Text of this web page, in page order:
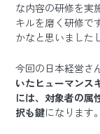
な内容の研修を実
キルを磨く研修で
かなと思いました
今回の日本経営さ
いたヒューマンス
には、対象者の属
択も鍵になります。